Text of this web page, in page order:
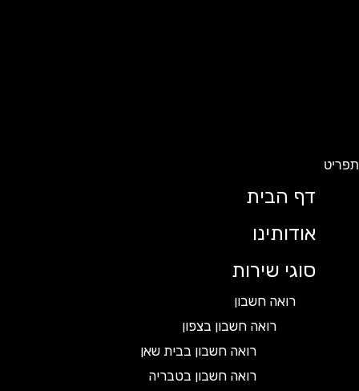
דף הבית
אודותינו
סוגי שירות
רואה חשבון
רואה חשבון בצפון
רואה חשבון בבית שאן
רואה חשבון בטבריה